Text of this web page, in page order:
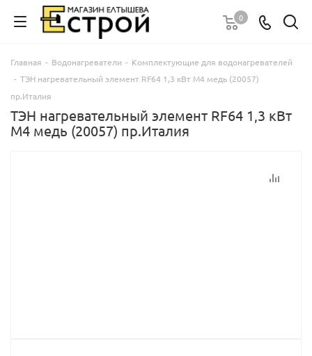
0
Главная - Водонагреватели - Комплектующие для водонагревателей
- ТЭН нагревательный элемент RF64 1,3 кВт М4 медь (20057)
пр.Италия
ТЭН нагревательный элемент RF64 1,3 кВт
М4 медь (20057) пр.Италия